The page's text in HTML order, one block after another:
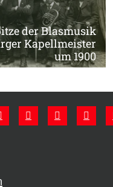
der Blasmusik
Kapellmeister
um 1900